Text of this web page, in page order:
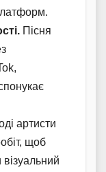
Пісня
артисти
щоб